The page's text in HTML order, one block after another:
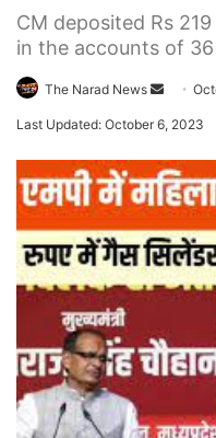
CM deposited Rs
in the accounts of
The Narad News
Send
Last Updated: October 6, 2023